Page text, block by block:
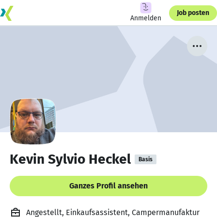
Anmelden
Job posten
Kevin Sylvio Heckel Basis
Ganzes Profil ansehen
Angestellt, Einkaufsassistent, Campermanufaktur